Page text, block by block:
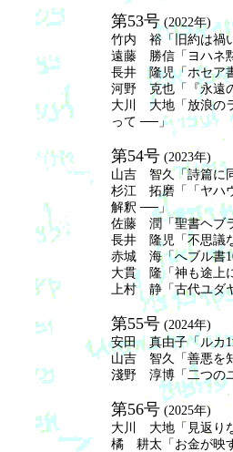
第53号(2022年)
竹内 裕「旧約は禍
遠藤 勝信「ヨハネ
長井 隆児「ホセア
河野 克也「『永遠
大川 大地「放浪の
って ──」
第54号 (2023年)
山吉 智久「詩篇に
杉江 拓磨「「ヤハ
解釈 ──」
佐藤 潤「聖書ヘブ
長井 隆児「不思議
赤城 海「へブル書
大貫 隆「神も途上
上村 静「古代ユダ
第55号 (2024年)
安田 真由子「ルカ1
山吉 智久「善悪を
淺野 淳博「二つの
第56号 (2025年)
大川 大地「見返り
橘 耕太「お金が映